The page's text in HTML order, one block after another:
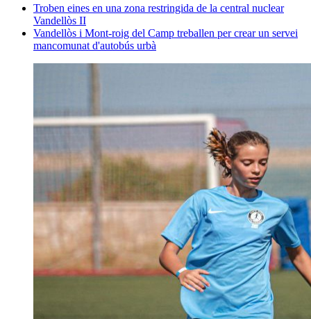
Troben eines en una zona restringida de la central nuclear
Vandellòs II
Vandellòs i Mont-roig del Camp treballen per crear un servei
mancomunat d'autobús urbà